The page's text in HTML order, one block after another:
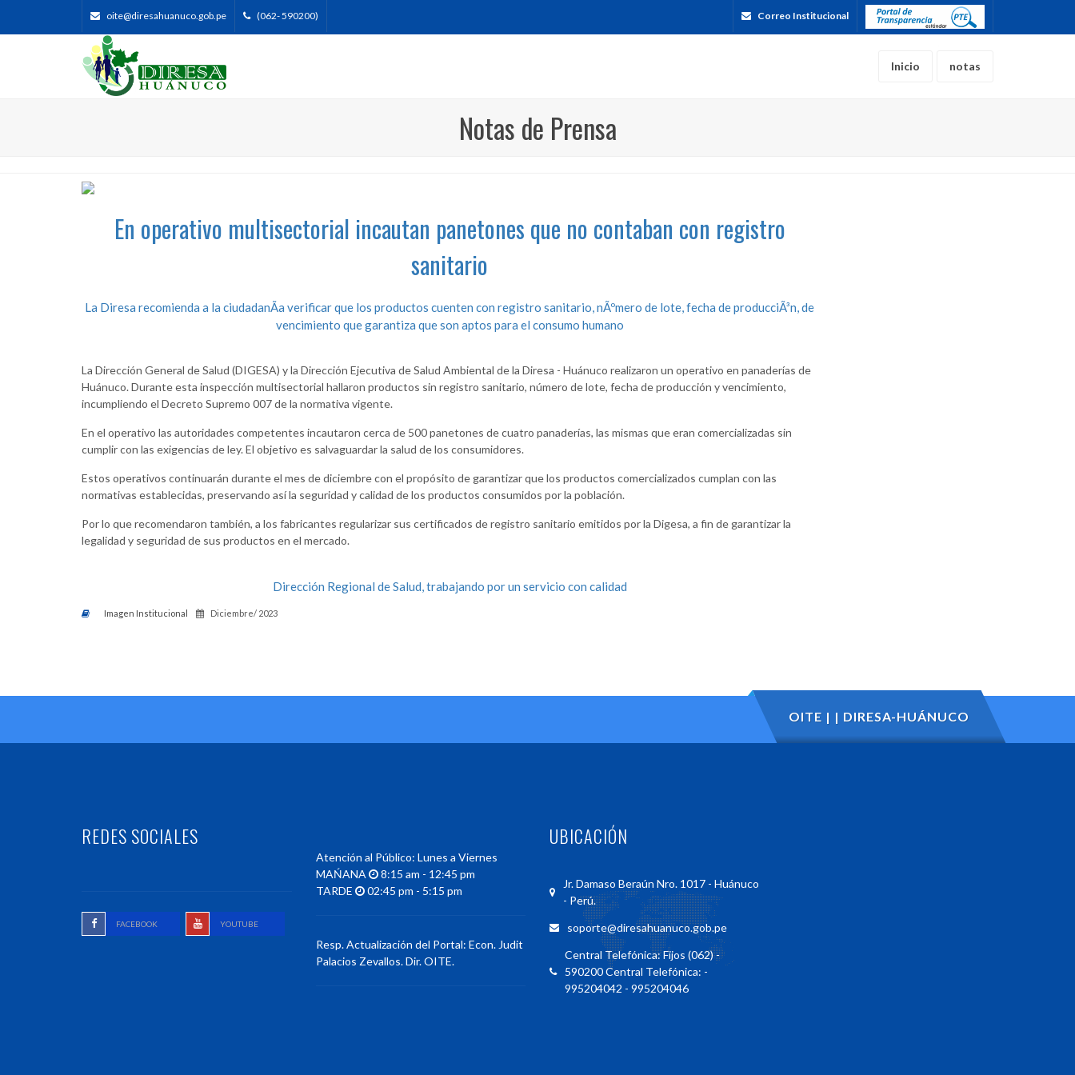
oite@diresahuanuco.gob.pe (062- 590200) Correo Institucional
Inicio notas
Notas de Prensa
En operativo multisectorial incautan panetones que no contaban con registro
sanitario
La Diresa recomienda a la ciudadanÃ­a verificar que los productos cuenten con registro sanitario, nÃºmero de lote, fecha de producciÃ³n, de
vencimiento que garantiza que son aptos para el consumo humano
La Dirección General de Salud (DIGESA) y la Dirección Ejecutiva de Salud Ambiental de la Diresa - Huánuco realizaron un operativo en panaderías de
Huánuco. Durante esta inspección multisectorial hallaron productos sin registro sanitario, número de lote, fecha de producción y vencimiento,
incumpliendo el Decreto Supremo 007 de la normativa vigente.
En el operativo las autoridades competentes incautaron cerca de 500 panetones de cuatro panaderías, las mismas que eran comercializadas sin
cumplir con las exigencias de ley. El objetivo es salvaguardar la salud de los consumidores.
Estos operativos continuarán durante el mes de diciembre con el propósito de garantizar que los productos comercializados cumplan con las
normativas establecidas, preservando así la seguridad y calidad de los productos consumidos por la población.
Por lo que recomendaron también, a los fabricantes regularizar sus certificados de registro sanitario emitidos por la Digesa, a fin de garantizar la
legalidad y seguridad de sus productos en el mercado.
Dirección Regional de Salud, trabajando por un servicio con calidad
Imagen Institucional Diciembre/ 2023
OITE | | DIRESA-HUÁNUCO
REDES SOCIALES
FACEBOOK YOUTUBE
Atención al Público: Lunes a Viernes
MAŃANA
8:15 am - 12:45 pm
TARDE
02:45 pm - 5:15 pm
Resp. Actualización del Portal: Econ. Judit
Palacios Zevallos. Dir. OITE.
UBICACIÓN
Jr. Damaso Beraún Nro. 1017 - Huánuco
- Perú.
soporte@diresahuanuco.gob.pe
Central Telefónica: Fijos (062) -
590200 Central Telefónica: -
995204042 - 995204046